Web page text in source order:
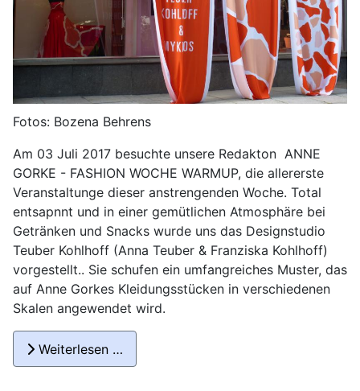
Fotos: Bozena Behrens
Am 03 Juli 2017 besuchte unsere Redakton ANNE
GORKE - FASHION WOCHE WARMUP, die allererste
Veranstaltunge dieser anstrengenden Woche. Total
entsapnnt und in einer gemütlichen Atmosphäre bei
Getränken und Snacks wurde uns das Designstudio
Teuber Kohlhoff (Anna Teuber & Franziska Kohlhoff)
vorgestellt.. Sie schufen ein umfangreiches Muster, das
auf Anne Gorkes Kleidungsstücken in verschiedenen
Skalen angewendet wird.
Weiterlesen …